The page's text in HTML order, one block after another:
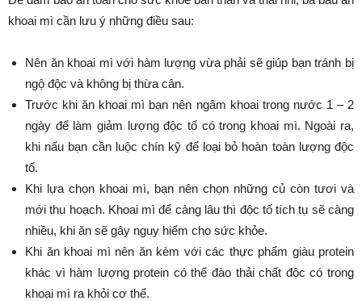
khoai mì cần lưu ý những điều sau:
Nên ăn khoai mì với hàm lượng vừa phải sẽ giúp bạn tránh bị
ngộ độc và không bị thừa cân.
Trước khi ăn khoai mì bạn nên ngâm khoai trong nước 1 – 2
ngày để làm giảm lượng độc tố có trong khoai mì. Ngoài ra,
khi nấu bạn cần luộc chín kỹ để loại bỏ hoàn toàn lượng độc
tố.
Khi lựa chọn khoai mì, bạn nên chọn những củ còn tươi và
mới thu hoạch. Khoai mì để càng lâu thì độc tố tích tụ sẽ càng
nhiều, khi ăn sẽ gây nguy hiểm cho sức khỏe.
Khi ăn khoai mì nên ăn kèm với các thực phẩm giàu protein
khác vì hàm lượng protein có thể đào thải chất độc có trong
khoai mì ra khỏi cơ thể.